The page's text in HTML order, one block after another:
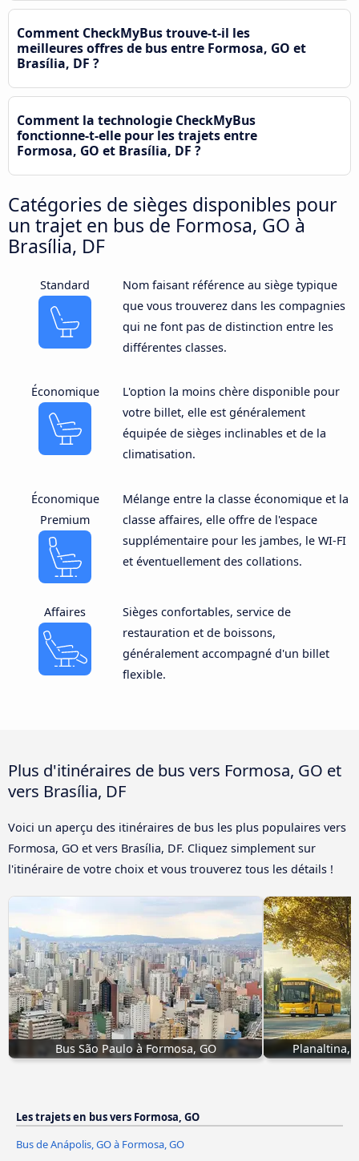
Comment CheckMyBus trouve-t-il les
meilleures offres de bus entre Formosa, GO et
Brasília, DF ?
Comment la technologie CheckMyBus
fonctionne-t-elle pour les trajets entre
Formosa, GO et Brasília, DF ?
Catégories de sièges disponibles pour
un trajet en bus de Formosa, GO à
Brasília, DF
Standard
Nom faisant référence au siège typique
que vous trouverez dans les compagnies
qui ne font pas de distinction entre les
différentes classes.
Économique
L'option la moins chère disponible pour
votre billet, elle est généralement
équipée de sièges inclinables et de la
climatisation.
Économique
Premium
Mélange entre la classe économique et la
classe affaires, elle offre de l'espace
supplémentaire pour les jambes, le WI-FI
et éventuellement des collations.
Affaires
Sièges confortables, service de
restauration et de boissons,
généralement accompagné d'un billet
flexible.
Plus d'itinéraires de bus vers Formosa, GO et
vers Brasília, DF
Voici un aperçu des itinéraires de bus les plus populaires vers
Formosa, GO et vers Brasília, DF. Cliquez simplement sur
l'itinéraire de votre choix et vous trouverez tous les détails !
Bus São Paulo à Formosa, GO Planaltina,
Les trajets en bus vers Formosa, GO
Bus de Anápolis, GO à Formosa, GO